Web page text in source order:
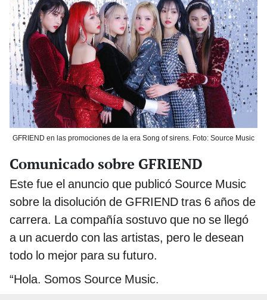
GFRIEND en las promociones de la era Song of sirens. Foto: Source Music
Comunicado sobre GFRIEND
Este fue el anuncio que publicó Source Music
sobre la disolución de GFRIEND tras 6 años de
carrera. La compañía sostuvo que no se llegó
a un acuerdo con las artistas, pero le desean
todo lo mejor para su futuro.
“Hola. Somos Source Music.